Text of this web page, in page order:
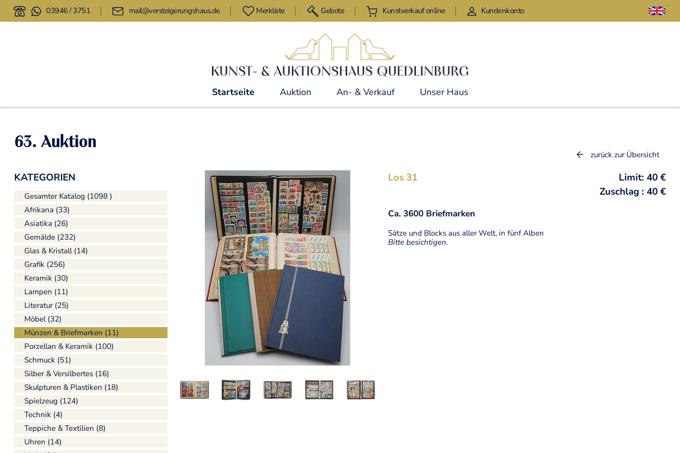
03946 / 3751 mail@versteigerungshaus.de Merkliste Gebote Kunstverkauf online Kundenkonto
Startseite Auktion An- & Verkauf Unser Haus
63. Auktion
KATEGORIEN
Gesamter Katalog (1098 )
Afrikana (33)
Asiatika (26)
Gemälde (232)
Glas & Kristall (14)
Grafik (256)
Keramik (30)
Lampen (11)
Literatur (25)
Möbel (32)
Münzen & Briefmarken (11)
Porzellan & Keramik (100)
Schmuck (51)
Silber & Versilbertes (16)
Skulpturen & Plastiken (18)
Spielzeug (124)
Technik (4)
Teppiche & Textilien (8)
Uhren (14)
zurück zur Übersicht
Los 31
Limit: 40 €
Zuschlag : 40 €
Ca. 3600 Briefmarken
Sätze und Blocks aus aller Welt, in fünf Alben
Bitte besichtigen.